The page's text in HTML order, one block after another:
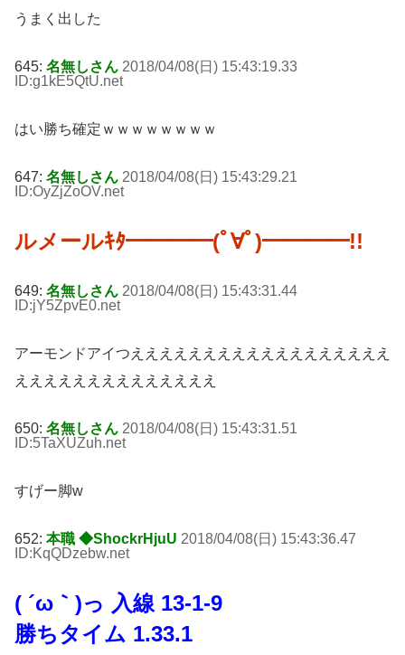
うまく出した
645: 名無しさん 2018/04/08(日) 15:43:19.33
ID:g1kE5QtU.net
はい勝ち確定ｗｗｗｗｗｗｗｗ
647: 名無しさん 2018/04/08(日) 15:43:29.21
ID:OyZjZoOV.net
ルメールｷﾀ━━━━(ﾟ∀ﾟ)━━━━!!
649: 名無しさん 2018/04/08(日) 15:43:31.44
ID:jY5ZpvE0.net
アーモンドアイつええええええええええええええええええ
ええええええええええええええ
650: 名無しさん 2018/04/08(日) 15:43:31.51
ID:5TaXUZuh.net
すげー脚w
652: 本職 ◆ShockrHjuU 2018/04/08(日) 15:43:36.47
ID:KqQDzebw.net
( ´ω｀)っ 入線 13-1-9
勝ちタイム 1.33.1